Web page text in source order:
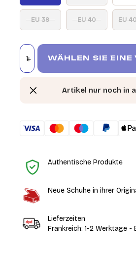
EU 39 EU 40 EU
WÄHLEN SIE EINE
Artikel nur noch in
Authentische Produkte
Neue Schuhe in ihrer
Lieferzeiten
Frankreich: 1-2 Werktage -